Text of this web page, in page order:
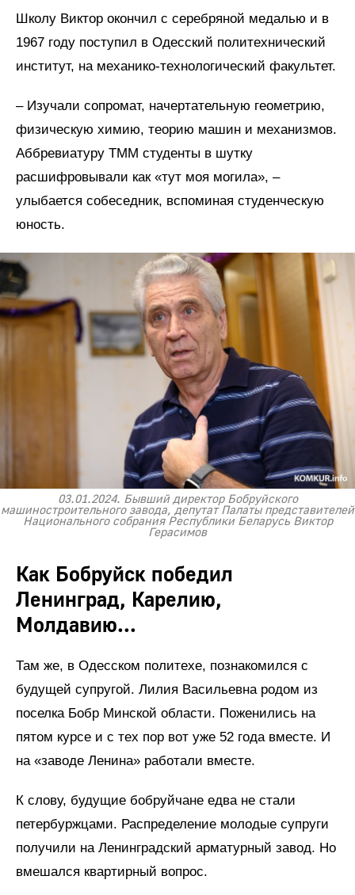
Школу Виктор окончил с серебряной медалью и в
1967 году поступил в Одесский политехнический
институт, на механико-технологический факультет.
– Изучали сопромат, начертательную геометрию,
физическую химию, теорию машин и механизмов.
Аббревиатуру ТММ студенты в шутку
расшифровывали как «тут моя могила», –
улыбается собеседник, вспоминая студенческую
юность.
03.01.2024. Бывший директор Бобруйского
машиностроительного завода, депутат Палаты представителей
Национального собрания Республики Беларусь Виктор
Герасимов
Как Бобруйск победил
Ленинград, Карелию,
Молдавию...
Там же, в Одесском политехе, познакомился с
будущей супругой. Лилия Васильевна родом из
поселка Бобр Минской области. Поженились на
пятом курсе и с тех пор вот уже 52 года вместе. И
на «заводе Ленина» работали вместе.
К слову, будущие бобруйчане едва не стали
петербуржцами. Распределение молодые супруги
получили на Ленинградский арматурный завод. Но
вмешался квартирный вопрос.